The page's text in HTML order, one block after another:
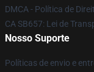
DMCA - Política de
CA SB657: Lei de
Nosso Suporte
Políticas de envio e